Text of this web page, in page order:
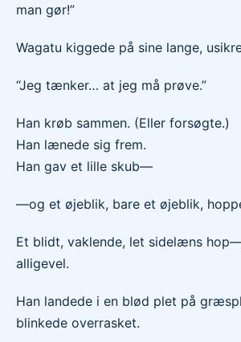
man gør!”
Wagatu kiggede på sine lange,
“Jeg tænker… at jeg må prøve.”
Han krøb sammen. (Eller forsøgte.)
Han lænede sig frem.
Han gav et lille skub—
—og et øjeblik, bare et øjeblik,
Et blidt, vaklende, let sidelæns
alligevel.
Han landede i en blød plet på
blinkede overrasket.